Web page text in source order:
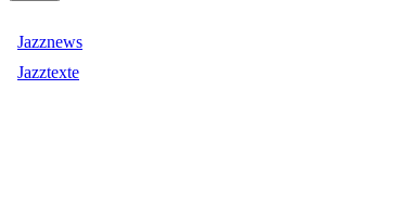
Jazznews
Jazztexte